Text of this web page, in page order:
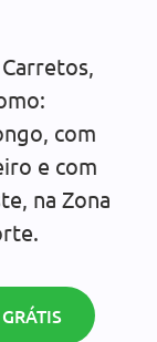
com
e com
na Zona